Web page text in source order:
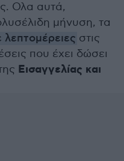
Ολα αυτά,
μήνυση, τα
στις
που έχει δώσει
Εισαγγελίας και